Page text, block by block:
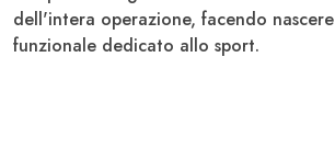
dell'intera operazione, facendo
funzionale dedicato allo sport.